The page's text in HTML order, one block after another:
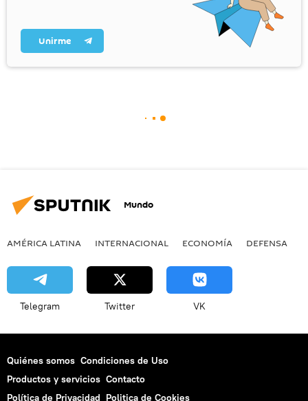
Unirme
Mundo
AMÉRICA LATINA INTERNACIONAL ECONOMÍA DEFENSA
Telegram Twitter VK
Quiénes somos Condiciones de Uso
Productos y servicios Contacto
Política de Privacidad Politica de Cookies